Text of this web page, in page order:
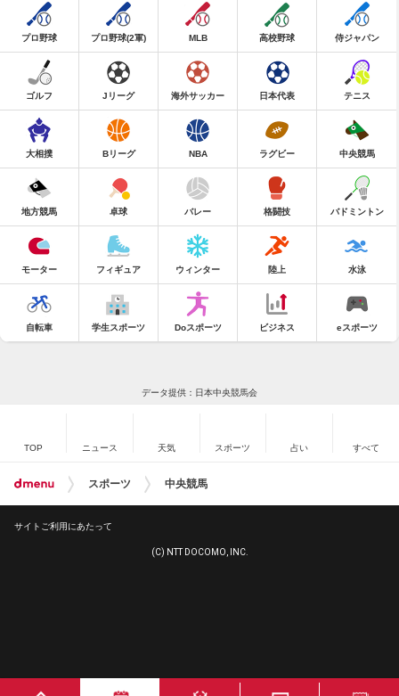
プロ野球 プロ野球(2軍) MLB 高校野球 侍ジャパン
ゴルフ Jリーグ 海外サッカー 日本代表 テニス
大相撲 Bリーグ NBA ラグビー 中央競馬
地方競馬 卓球 バレー 格闘技 バドミントン
モーター フィギュア ウィンター 陸上 水泳
自転車 学生スポーツ Doスポーツ ビジネス eスポーツ
データ提供：日本中央競馬会
TOP ニュース 天気 スポーツ 占い すべて
スポーツ 中央競馬
サイトご利用にあたって
(C) NTT DOCOMO, INC.